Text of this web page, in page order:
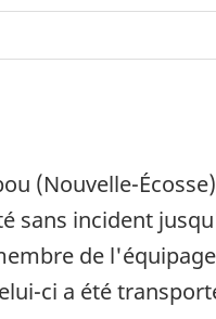
(Nouvelle-
sans incident
de
ci a été